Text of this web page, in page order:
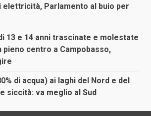
elettricità, Parlamento al buio per
13 e 14 anni trascinate e molestate
pieno centro a Campobasso,
di acqua) ai laghi del Nord e del
siccità: va meglio al Sud